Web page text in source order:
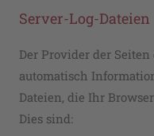
Server-Log-Dateien
Der Provider der
automatisch
Dateien, die Ihr
Dies sind: